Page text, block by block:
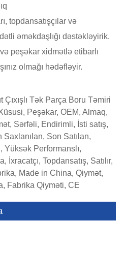
topdansatışçılar və
əməkdaşlığı dəstəkləyirik.
peşəkar xidmətlə etibarlı
olmağı hədəfləyir.
Tək Parça Boru Təmiri
Peşəkar, OEM, Almaq,
Sərfəli, Endirimli, İsti satış,
Saxlanılan, Son Satılan,
Performanslı,
Topdansatış, Satılır,
Made in China, Qiymət,
Fabrika Qiyməti, CE